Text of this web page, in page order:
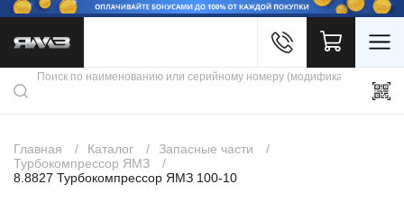
Каталог продукции
Скидки
Контакты
Главная Каталог
Запасные части
Турбокомпрессор ЯМЗ
8.8827 Турбокомпрессор ЯМЗ 100-10